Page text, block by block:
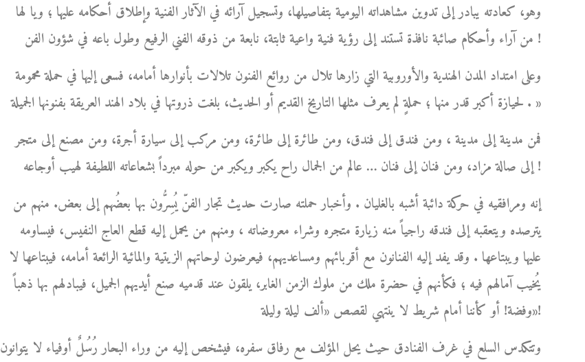
وهو، كعادته يبادر إلى تدوين مشاهداته اليومية بتفاصيلها، وتسجيل آرائه في الآثار الفنية وإطلاق أحكامه عليها ؛ ويا لها
من آراء وأحكام صائبة نافذة تستند إلى رؤية فنية واعية ثابتة، نابعة من ذوقه الفني الرفيع وطول باعه في شؤون الفن !
وعلى امتداد المدن الهندية والأوروبية التي زارها تلال من روائع الفنون تلالات بأنوارها أمامه، فسعى إليها في حملة محمومة
لحيازة أكبر قدر منها ؛ حملةٍ لم يعرف مثلها التاريخ القديم أو الحديث، بلغت ذروتها في بلاد الهند العريقة بفنونها الجميلة . »
فمن مدينة إلى مدينة ، ومن فندق إلى فندق، ومن طائرة إلى طائرة، ومن مركب إلى سيارة أجرة، ومن مصنع إلى متجر
إلى صالة مزاد، ومن فنان إلى فنان … عالم من الجمال راح يكبر ويكبر من حوله مبرداً بشعاعاته اللطيفة لهيب أوجاعه !
إنه ومرافقيه في حركة دائبة أشبه بالغليان . وأخبار حملته صارت حديث تجار الفنّ يُسِرُّون بها بعضُهم إلى بعض. منهم من
يترصده ويتعقبه إلى فندقه راجياً منه زيارة متجره وشراء معروضاته ، ومنهم من يحمل إليه قطع العاج النفيس، فيساومه
عليها ويبتاعها . وقد يفد إليه الفنانون مع أقربائهم ومساعديهم، فيعرضون لوحاتهم الزيتية والمائية الرائعة أمامه، فيبتاعها لا
يُخيب آمالهم فيه ؛ فكأنهم في حضرة ملك من ملوك الزمن الغابر، يلقون عند قدميه صنع أيديهم الجميل، فيبادلهم بها ذهباً
وفضة! أو كأننا أمام شريط لا ينتهي لقصص «ألف ليلة وليلة»!
وتتكدس السلع في غرف الفنادق حيث يحل المؤلف مع رفاق سفره، فيشخص إليه من وراء البحار رُسُلٌ أوفياء لا يتوانون